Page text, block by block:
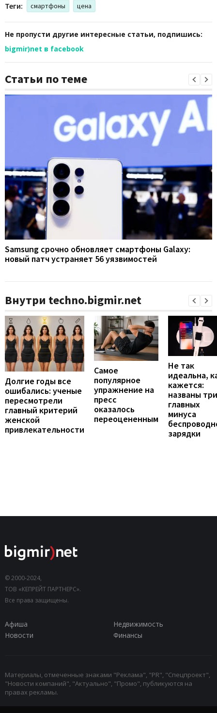
Теги: смартфоны цена
Не пропусти другие интересные статьи, подпишись:
bigmir)net в facebook
Статьи по теме
Samsung срочно обновляет смартфоны Galaxy:
новый патч устраняет 56 уязвимостей
Внутри techno.bigmir.net
Долгие годы все
ошибались: ученые
пересмотрели
главный критерий
женской
привлекательности
Самое
популярное
упражнение на
пресс
оказалось
переоцененным
Не так
идеальна,
кажется:
названы три
главных
минуса
зарядки
© 2000-2024,
ТОВ «КЕПРЕЙТ ПАРТНЕРС».
Все права защищены.
Афиша
Недвижимость
Новости
Финансы
Материалы, отмеченные знаками "Реклама", "PR", "Спецпроект",
"Новости компаний", "Актуально", "Промо", публикуются на
правах рекламы.